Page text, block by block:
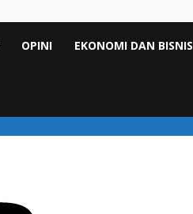
OPINI EKONOMI DAN BISNIS